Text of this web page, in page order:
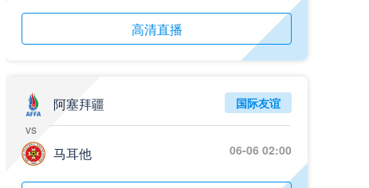
标签
欧联杯决赛
标签
2025年5月23日
标签
高清直播
阿塞拜疆
vs
马耳他
国际友谊
06-06 02:00